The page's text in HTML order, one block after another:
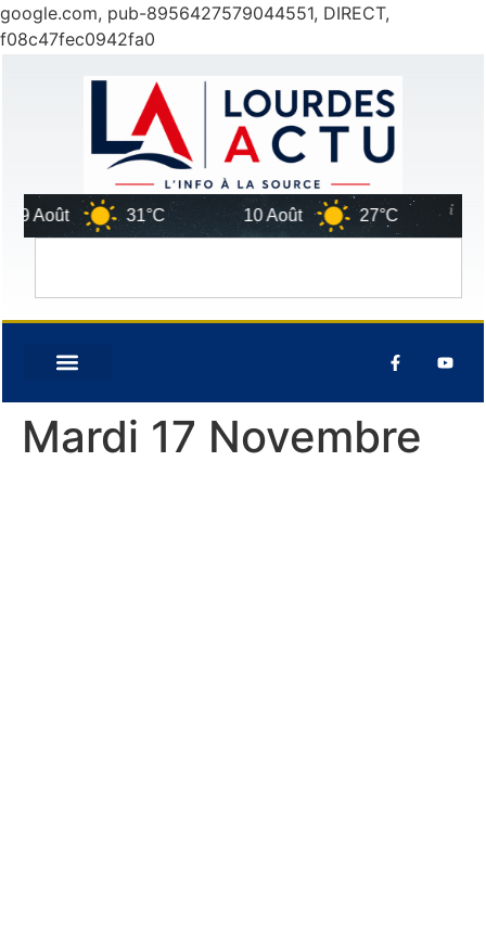
google.com, pub-8956427579044551, DIRECT,
f08c47fec0942fa0
Août 31°C 10 Août 27°C 11
Mardi 17 Novembre